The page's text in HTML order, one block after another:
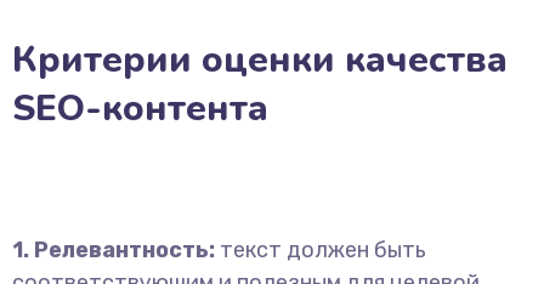
Критерии оценки качества
SEO-контента
1. Релевантность: текст должен быть